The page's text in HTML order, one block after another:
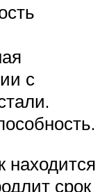
с
находится
срок